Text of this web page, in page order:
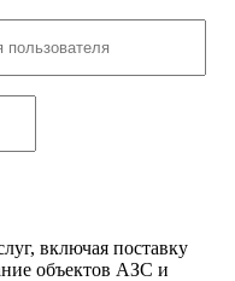
включая поставку
объектов АЗС и